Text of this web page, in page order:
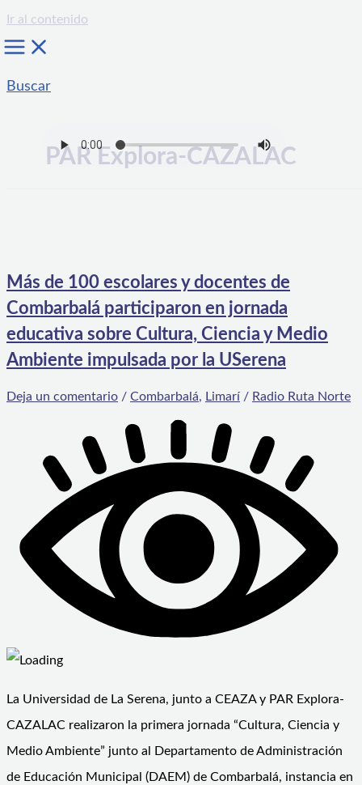
Ir al contenido
Buscar
PAR Explora-CAZALAC
Más de 100 escolares y docentes de
Combarbalá participaron en jornada
educativa sobre Cultura, Ciencia y Medio
Ambiente impulsada por la USerena
Deja un comentario / Combarbalá, Limarí / Radio Ruta Norte
La Universidad de La Serena, junto a CEAZA y PAR Explora-
CAZALAC realizaron la primera jornada “Cultura, Ciencia y
Medio Ambiente” junto al Departamento de Administración
de Educación Municipal (DAEM) de Combarbalá, instancia en